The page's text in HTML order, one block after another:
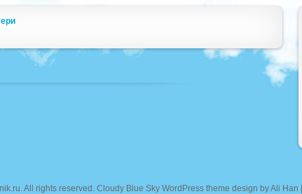
. All rights reserved. Cloudy Blue Sky WordPress theme design byAli Han